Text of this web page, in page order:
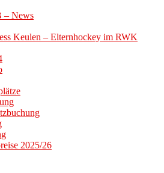
– News
Keulen – Elternhockey im RWK
2025/26